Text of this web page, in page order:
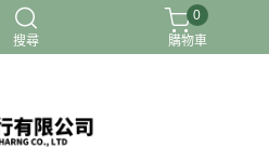
搜尋
0
購物車